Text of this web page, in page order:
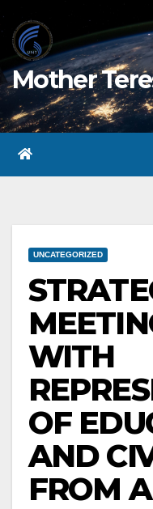
to
content
Mother
UNCATEGORIZED
WITH
OF
AND
FROM